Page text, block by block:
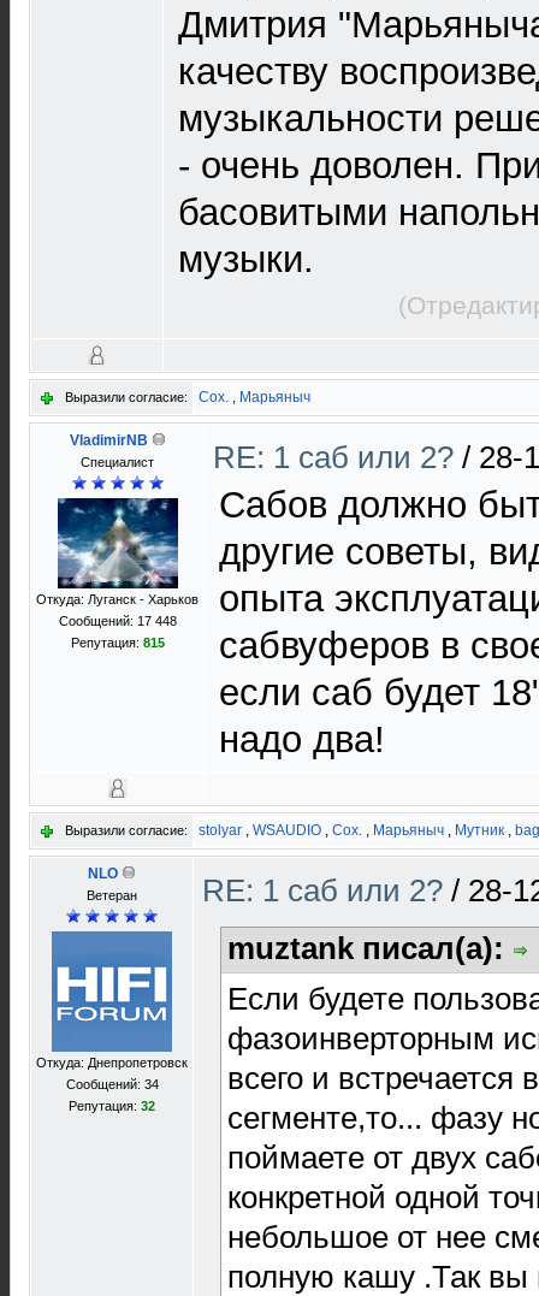
Дмитрия
качеству
музыкальности
- очень доволен.
басовитыми
музыки.
Выразили согласие: Cox. , Марьяныч
VladimirNB
Специалист
Откуда: Луганск - Харьков
Сообщений: 17 448
Репутация: 815
RE: 1 саб или 2? / 28-
Сабов должно
другие советы,
опыта
сабвуферов в
если саб будет
надо два!
Выразили согласие: stolyar , WSAUDIO , Cox. , Марьяныч , Мутник , bag
NLO
Ветеран
Откуда: Днепропетровск
Сообщений: 34
Репутация: 32
RE: 1 саб или 2? / 28-
muztank писал(а):
Если будете
фазоинверторным
всего и
сегменте,то... фазу
поймаете от двух
конкретной одной
небольшое от нее
полную кашу .Так вы